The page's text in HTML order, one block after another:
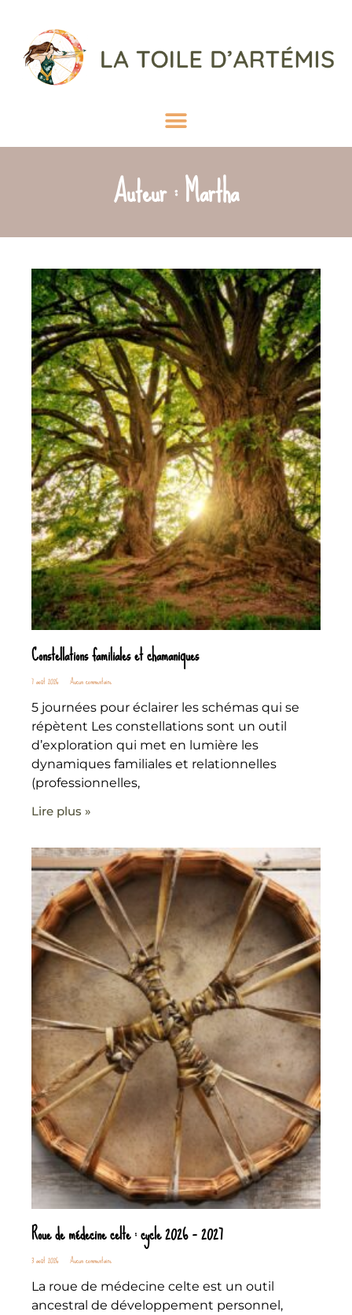
Auteur :Martha
Constellations familiales et chamaniques
7 août 2026 Aucun commentaire
5 journées pour éclairer les schémas qui se
répètent Les constellations sont un outil
d’exploration qui met en lumière les
dynamiques familiales et relationnelles
(professionnelles,
Lire plus »
Roue de médecine celte : cycle 2026 – 2027
3 août 2026 Aucun commentaire
La roue de médecine celte est un outil
ancestral de développement personnel,